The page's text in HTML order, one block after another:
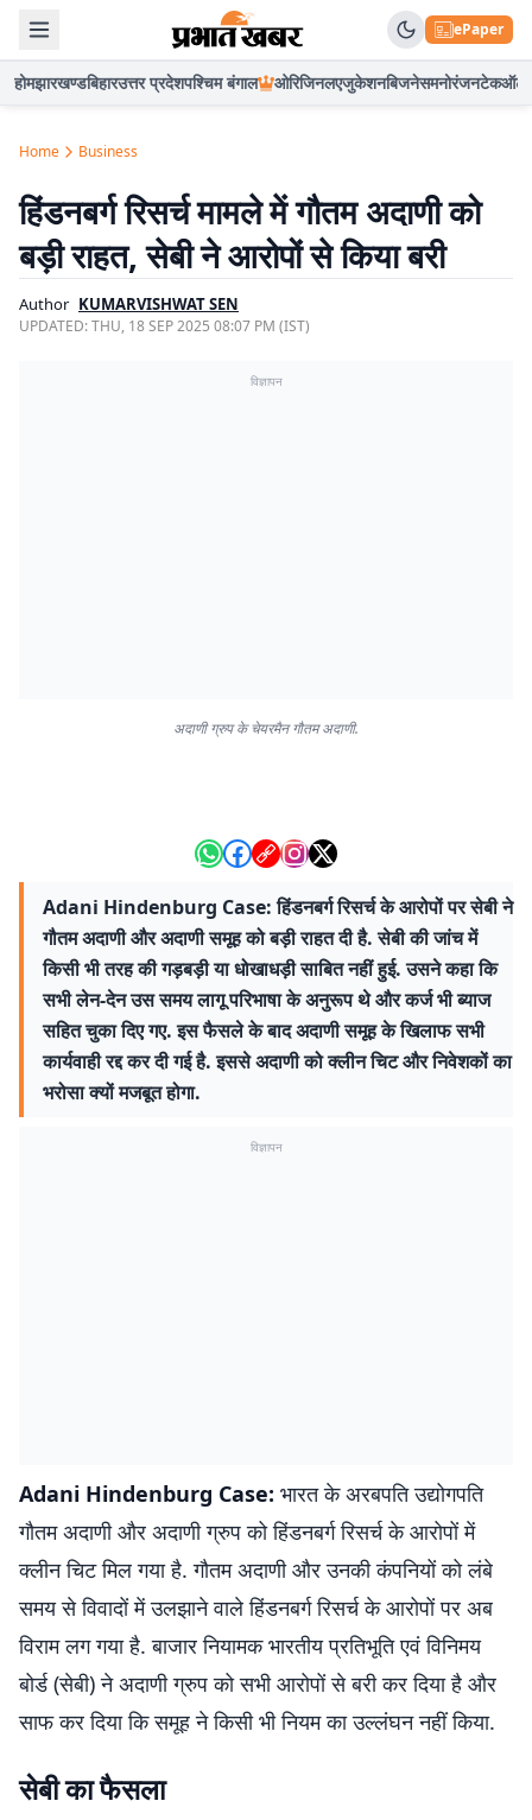
ePaper
होमझारखण्डबिहारउत्तर प्रदेशपश्चिम बंगाल ओरिजिनलएजुकेशनबिजनेसमनोरंजनटेकऑटो
Home Business
हिंडनबर्ग रिसर्च मामले में गौतम अदाणी को
बड़ी राहत, सेबी ने आरोपों से किया बरी
Author KUMARVISHWAT SEN
UPDATED:THU, 18 SEP 2025 08:07 PM (IST)
विज्ञापन
अदाणी ग्रुप के चेयरमैन गौतम अदाणी.
Adani Hindenburg Case: हिंडनबर्ग रिसर्च के आरोपों पर सेबी ने
गौतम अदाणी और अदाणी समूह को बड़ी राहत दी है. सेबी की जांच में
किसी भी तरह की गड़बड़ी या धोखाधड़ी साबित नहीं हुई. उसने कहा कि
सभी लेन-देन उस समय लागू परिभाषा के अनुरूप थे और कर्ज भी ब्याज
सहित चुका दिए गए. इस फैसले के बाद अदाणी समूह के खिलाफ सभी
कार्यवाही रद्द कर दी गई है. इससे अदाणी को क्लीन चिट और निवेशकों का
भरोसा क्यों मजबूत होगा.
विज्ञापन
Adani Hindenburg Case: भारत के अरबपति उद्योगपति
गौतम अदाणी और अदाणी ग्रुप को हिंडनबर्ग रिसर्च के आरोपों में
क्लीन चिट मिल गया है. गौतम अदाणी और उनकी कंपनियों को लंबे
समय से विवादों में उलझाने वाले हिंडनबर्ग रिसर्च के आरोपों पर अब
विराम लग गया है. बाजार नियामक भारतीय प्रतिभूति एवं विनिमय
बोर्ड (सेबी) ने अदाणी ग्रुप को सभी आरोपों से बरी कर दिया है और
साफ कर दिया कि समूह ने किसी भी नियम का उल्लंघन नहीं किया.
सेबी का फैसला